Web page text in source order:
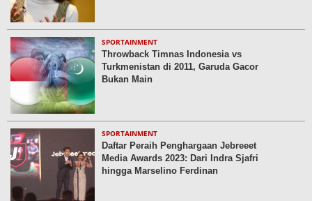
SPORTAINMENT
Throwback Timnas Indonesia vs
Turkmenistan di 2011, Garuda Gacor
Bukan Main
SPORTAINMENT
Daftar Peraih Penghargaan Jebreeet
Media Awards 2023: Dari Indra Sjafri
hingga Marselino Ferdinan